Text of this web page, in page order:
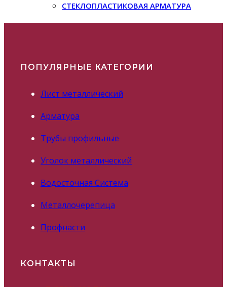
СТЕКЛОПЛАСТИКОВАЯ АРМАТУРА
ПОПУЛЯРНЫЕ КАТЕГОРИИ
Лист металлический
Арматура
Трубы профильные
Уголок металлический
Водосточная Система
Металлочерепица
Профнасти
КОНТАКТЫ